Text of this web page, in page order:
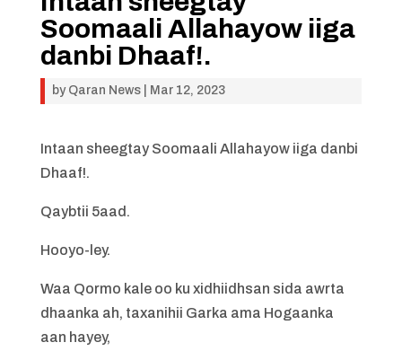
Soomaali Allahayow iiga
danbi Dhaaf!.
by Qaran News| Mar 12, 2023
Intaan sheegtay Soomaali Allahayow iiga danbi
Dhaaf!.
Qaybtii 5aad.
Hooyo-ley.
Waa Qormo kale oo ku xidhiidhsan sida awrta
dhaanka ah, taxanihii Garka ama Hogaanka
aan hayey,